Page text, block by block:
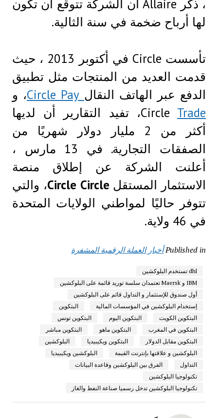
، ذكر Allaire أن الشركة تتوقع أن تكون
لها أرباح ضخمة في سنة الثالية.
تأسست Circle في أكتوبر 2013 ، حيث
قدمت العديد من المنتجات مثل تطبيق
الدفع عبر الهاتف النقال Circle Pay
، و
Circle Trade
، تفيد التقارير أن لديها
أكثر من 2 مليار دولار شهريًا من
الصفقات التجارية. في 13 مارس ،
أعلنت الشركة عن إطلاق منصة
الاستثمار المستقل
، والتي
تتوفر حاليًا لمواطني الولايات المتحدة
في 46 ولاية.
Published inأخبار العملة الرقمية المشفرة
dhl تستخدم البلوكشين
IBM و Maersk تعتمدان سلسة توريد قائمة على البلوكشين
أول صندوق للإستثمار و التداول قائم على البلوكشين
إستخدام البلوكشين في المؤسسات المالية
البتكوين
البتكوين الكويت
البتكوين اليوم
البتكوين تونس
البتكوين في المغرب
البتكوين ماهو
البتكوين مباشر
البتكوين مقابل الدولار
البتكوين ويكيبيديا
البلوكشين
البلوكشين و علاقتها بإنترنت القيمة
البلوكشين ويكيبيديا
التداول
الفرق بين البلوكشين وقاعدة البيانات
تكنولوجيا البلوكشين
تكنولوجيا البلوكشين تدخل رسميا صناعة النفط والغاز